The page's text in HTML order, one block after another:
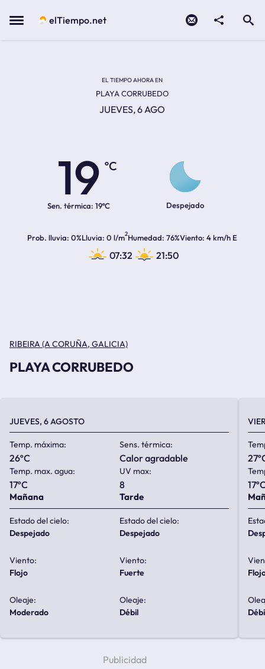
Menu elTiempo.net
EL TIEMPO AHORA EN
PLAYA CORRUBEDO
JUEVES, 6 AGO
19
ºC
Sen. térmica: 19ºC Despejado
Prob. lluvia 0%Lluvia 0 l/m2Humedad 76%Viento 4 km/h E
07:32 21:50
RIBEIRA (A CORUÑA, GALICIA)
PLAYA CORRUBEDO
JUEVES, 6 AGOSTO
Temp. máxima:
26ºC
Sens. térmica:
calor agradable
Temp. max. agua:
17ºC
UV max:
8
Mañana
Estado del cielo:
despejado
Viento:
flojo
Oleaje:
moderado
Tarde
Estado del cielo:
despejado
Viento:
fuerte
Oleaje:
débil